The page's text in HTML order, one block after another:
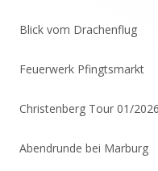
Blick vom Drachenflug
Feuerwerk Pfingtsmarkt
Christenberg Tour 01/
Abendrunde bei Marburg